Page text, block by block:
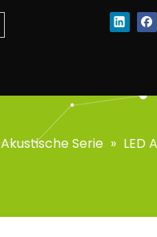
Akustische Serie » LED